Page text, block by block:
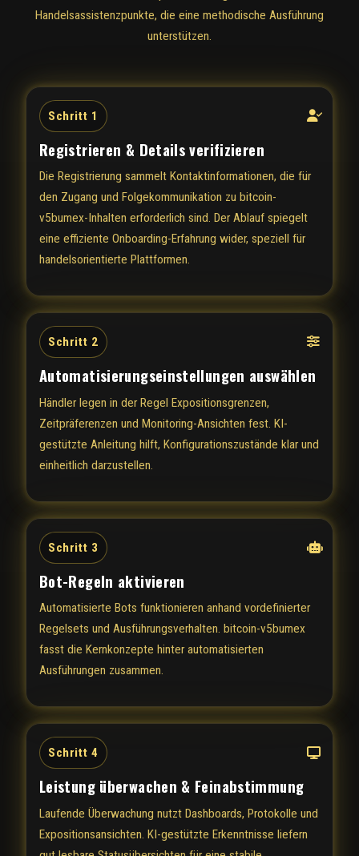
Handelsassistenzpunkte, die eine methodische Ausführung
unterstützen.
Schritt 1
Registrieren & Details verifizieren
Die Registrierung sammelt Kontaktinformationen, die für
den Zugang und Folgekommunikation zu bitcoin-
v5bumex-Inhalten erforderlich sind. Der Ablauf spiegelt
eine effiziente Onboarding-Erfahrung wider, speziell für
handelsorientierte Plattformen.
Schritt 2
Automatisierungseinstellungen auswählen
Händler legen in der Regel Expositionsgrenzen,
Zeitpräferenzen und Monitoring-Ansichten fest. KI-
gestützte Anleitung hilft, Konfigurationszustände klar und
einheitlich darzustellen.
Schritt 3
Bot-Regeln aktivieren
Automatisierte Bots funktionieren anhand vordefinierter
Regelsets und Ausführungsverhalten. bitcoin-v5bumex
fasst die Kernkonzepte hinter automatisierten
Ausführungen zusammen.
Schritt 4
Leistung überwachen & Feinabstimmung
Laufende Überwachung nutzt Dashboards, Protokolle und
Expositionsansichten. KI-gestützte Erkenntnisse liefern